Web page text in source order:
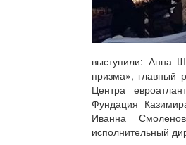
выступили: Анна
призма», главный
Центра
Фундация
Иванна
исполнительный